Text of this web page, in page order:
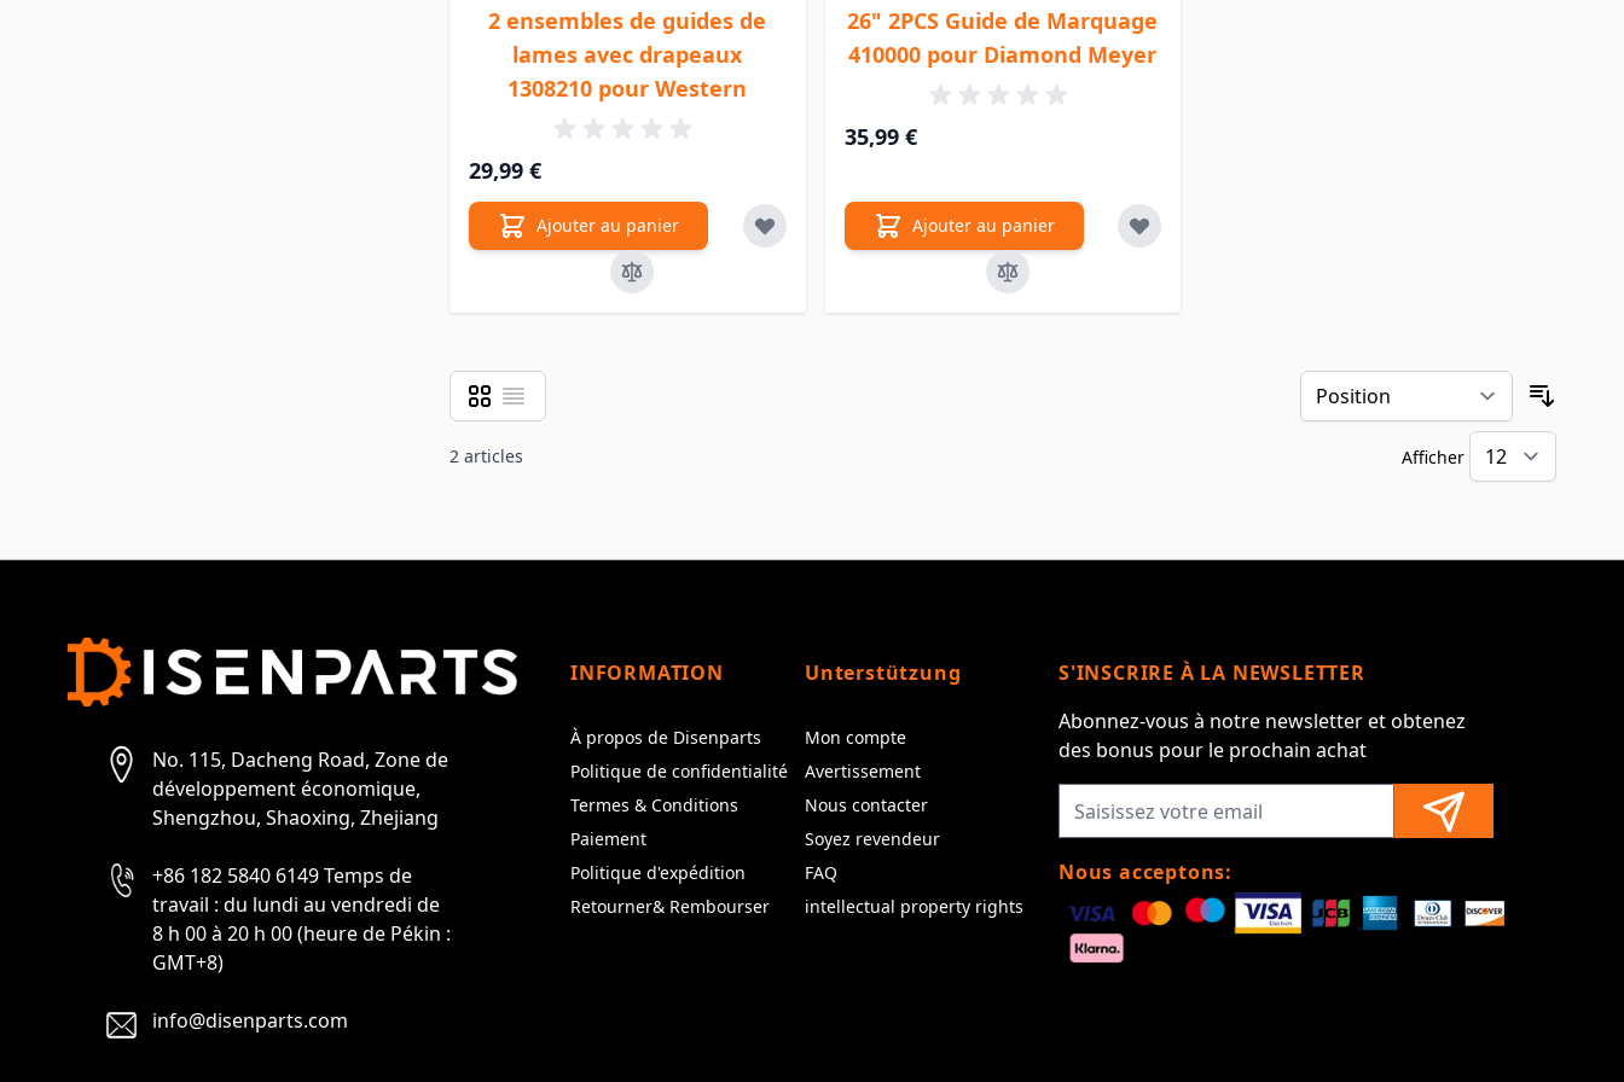
2 ensembles de guides de
lames avec drapeaux
1308210 pour Western
29,99 €
Ajouter au panier
26" 2PCS Guide de Marquage
410000 pour Diamond Meyer
35,99 €
Ajouter au panier
Afficher en
GrilleListe
2 articles Afficher
No. 115, Dacheng Road, Zone de
développement économique,
Shengzhou, Shaoxing, Zhejiang
+86 182 5840 6149 Temps de
travail : du lundi au vendredi de
8 h 00 à 20 h 00 (heure de Pékin :
GMT+8)
info@disenparts.com
INFORMATION
À propos de Disenparts
Politique de confidentialité
Termes & Conditions
Paiement
Politique d'expédition
Retourner& Rembourser
Unterstützung
Mon compte
Avertissement
Nous contacter
Soyez revendeur
FAQ
intellectual property rights
S'INSCRIRE À LA NEWSLETTER
Abonnez-vous à notre newsletter et obtenez
des bonus pour le prochain achat
Nous acceptons: